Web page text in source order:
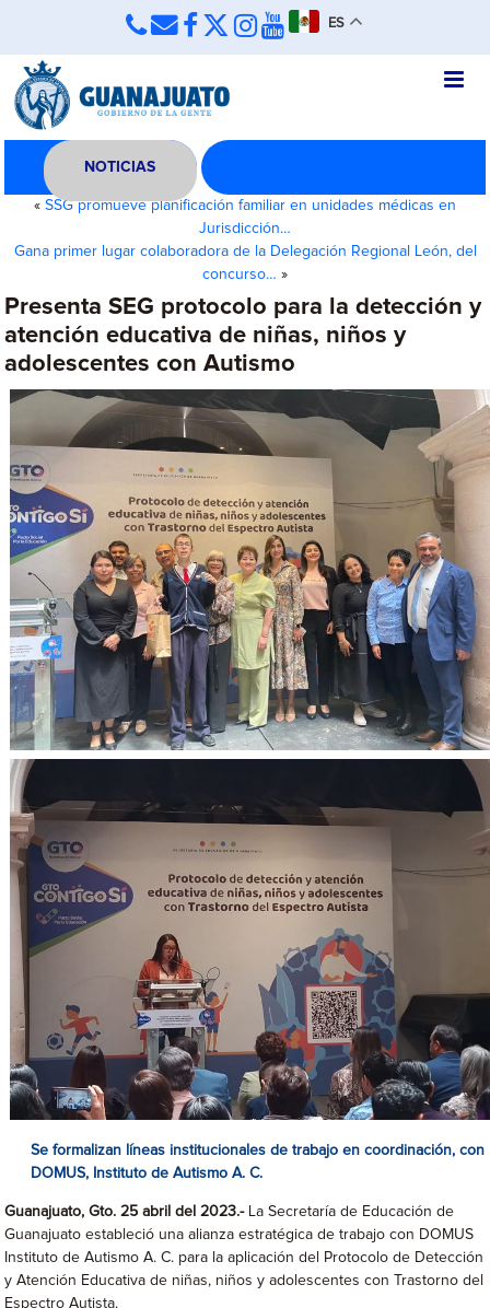
ES
NOTICIAS
« SSG promueve planificación familiar en unidades médicas en
Jurisdicción…
Gana primer lugar colaboradora de la Delegación Regional León, del
concurso… »
Presenta SEG protocolo para la detección y
atención educativa de niñas, niños y
adolescentes con Autismo
Se formalizan líneas institucionales de trabajo en coordinación, con
DOMUS, Instituto de Autismo A. C.
Guanajuato, Gto. 25 abril del 2023.- La Secretaría de Educación de
Guanajuato estableció una alianza estratégica de trabajo con DOMUS
Instituto de Autismo A. C. para la aplicación del Protocolo de Detección
y Atención Educativa de niñas, niños y adolescentes con Trastorno del
Espectro Autista.